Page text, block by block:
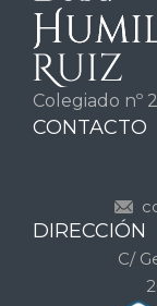
Colegiado nº
CONTACTO
DIRECCIÓN
C/